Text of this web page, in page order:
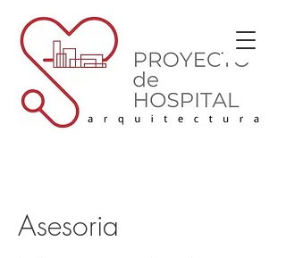
Asesoria